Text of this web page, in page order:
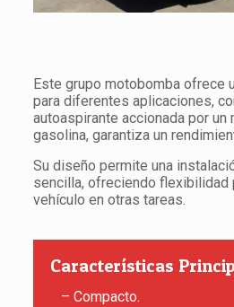
Este grupo motobomba ofrece
para diferentes aplicaciones,
autoaspirante accionada por un
gasolina, garantiza un
Su diseño permite una
sencilla, ofreciendo flexibilidad
vehículo en otras tareas.
Características
– Compacto.